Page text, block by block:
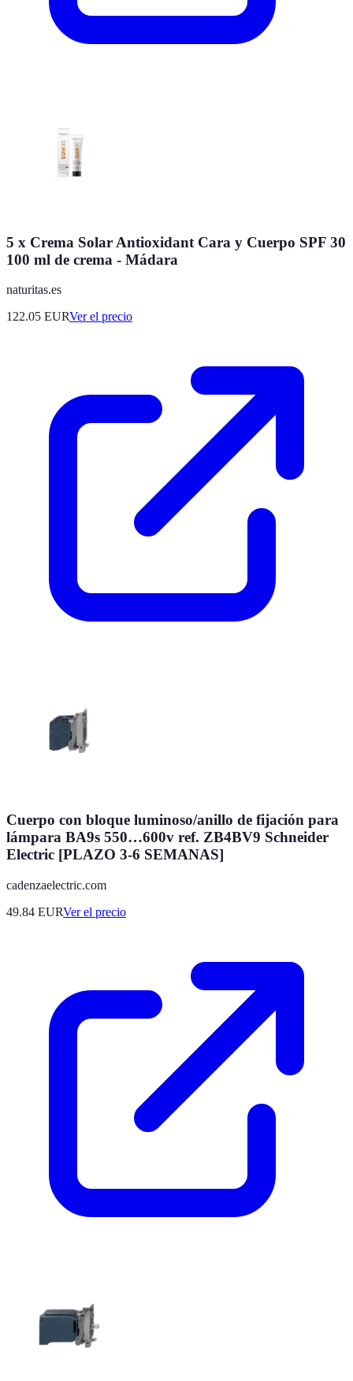
5 x Crema Solar Antioxidant Cara y Cuerpo SPF 30
100 ml de crema - Mádara
naturitas.es
122.05 EURVer el precio
Cuerpo con bloque luminoso/anillo de fijación para
lámpara BA9s 550…600v ref. ZB4BV9 Schneider
Electric [PLAZO 3-6 SEMANAS]
cadenzaelectric.com
49.84 EURVer el precio